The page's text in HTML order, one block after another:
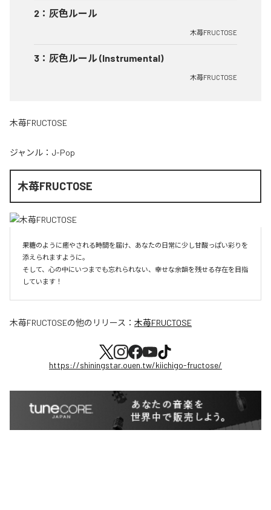
2 ： 灰色ルール
木苺FRUCTOSE
3 ： 灰色ルール (Instrumental)
木苺FRUCTOSE
木苺FRUCTOSE
ジャンル： J-Pop
木苺FRUCTOSE
果糖のように癒やされる時間を届け、あなたの日常に少し甘酸っぱい彩りを
添えられますように。
そして、心の中にいつまでも忘れられない、幸せな余韻を残せる存在を目指
しています！
木苺FRUCTOSEの他のリリース： 木苺FRUCTOSE
https://shiningstar.ouen.tw/kiichigo-fructose/